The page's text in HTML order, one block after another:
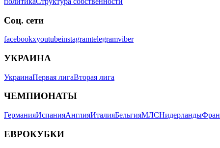
Соц. сети
facebookxyoutubeinstagramtelegramviber
УКРАИНА
УкраинаПервая лигаВторая лига
ЧЕМПИОНАТЫ
ГерманияИспанияАнглияИталияБельгияМЛСНидерланды
ЕВРОКУБКИ